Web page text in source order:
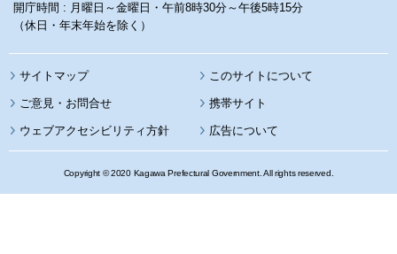
開庁時間 : 月曜日～金曜日・午前8時30分～午後5時15分
（休日・年末年始を除く）
サイトマップ このサイトについて
携帯サイト
ウェブアクセシビリティ方針 広告について
Copyright © 2020 Kagawa Prefectural Government. All rights reserved.